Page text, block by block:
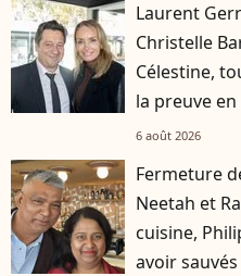
Laurent
Christelle
Célestine,
la preuve
6 août 2026
Fermeture
Neetah et
cuisine,
avoir sauvés